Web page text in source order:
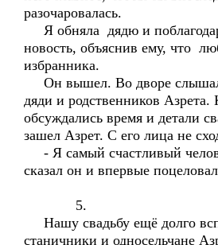
разочаровалась.
Я обняла дядю и
новость, объяснив ему, что
избранника.
Он вышел. Во дворе
дяди и родственников Азрета.
обсуждались время и детали
зашел Азрет. С его лица не
- Я самый счастливый
сказал он и впервые
5.
Нашу свадьбу ещё долго
станичники и односельчане